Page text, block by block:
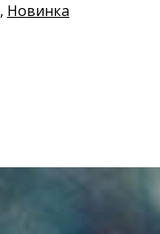
, Новинка